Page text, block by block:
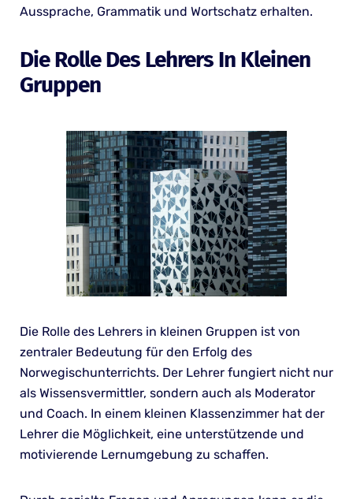
Aussprache, Grammatik und Wortschatz erhalten.
Die Rolle Des Lehrers In Kleinen
Gruppen
Die Rolle des Lehrers in kleinen Gruppen ist von
zentraler Bedeutung für den Erfolg des
Norwegischunterrichts. Der Lehrer fungiert nicht nur
als Wissensvermittler, sondern auch als Moderator
und Coach. In einem kleinen Klassenzimmer hat der
Lehrer die Möglichkeit, eine unterstützende und
motivierende Lernumgebung zu schaffen.